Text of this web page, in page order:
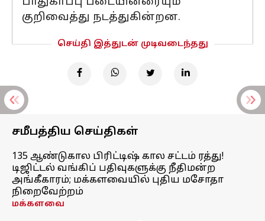
குறிவைத்து நடத்துகின்றன.
செய்தி இத்துடன் முடிவடைந்தது
சமீபத்திய செய்திகள்
135 ஆண்டுகால பிரிட்டிஷ் கால சட்டம் ரத்து!
டிஜிட்டல் வங்கிப் பதிவுகளுக்கு நீதிமன்ற
அங்கீகாரம்; மக்களவையில் புதிய மசோதா
நிறைவேற்றம்
மக்களவை